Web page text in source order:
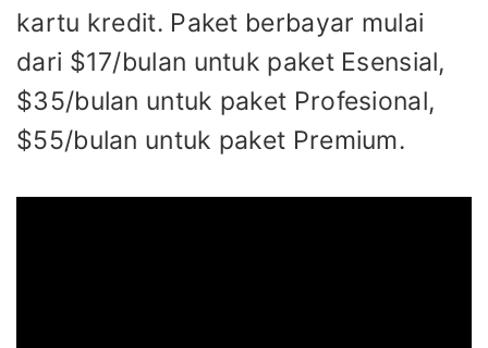
kartu kredit. Paket berbayar mulai
dari $17/bulan untuk paket Esensial,
$35/bulan untuk paket Profesional,
$55/bulan untuk paket Premium.